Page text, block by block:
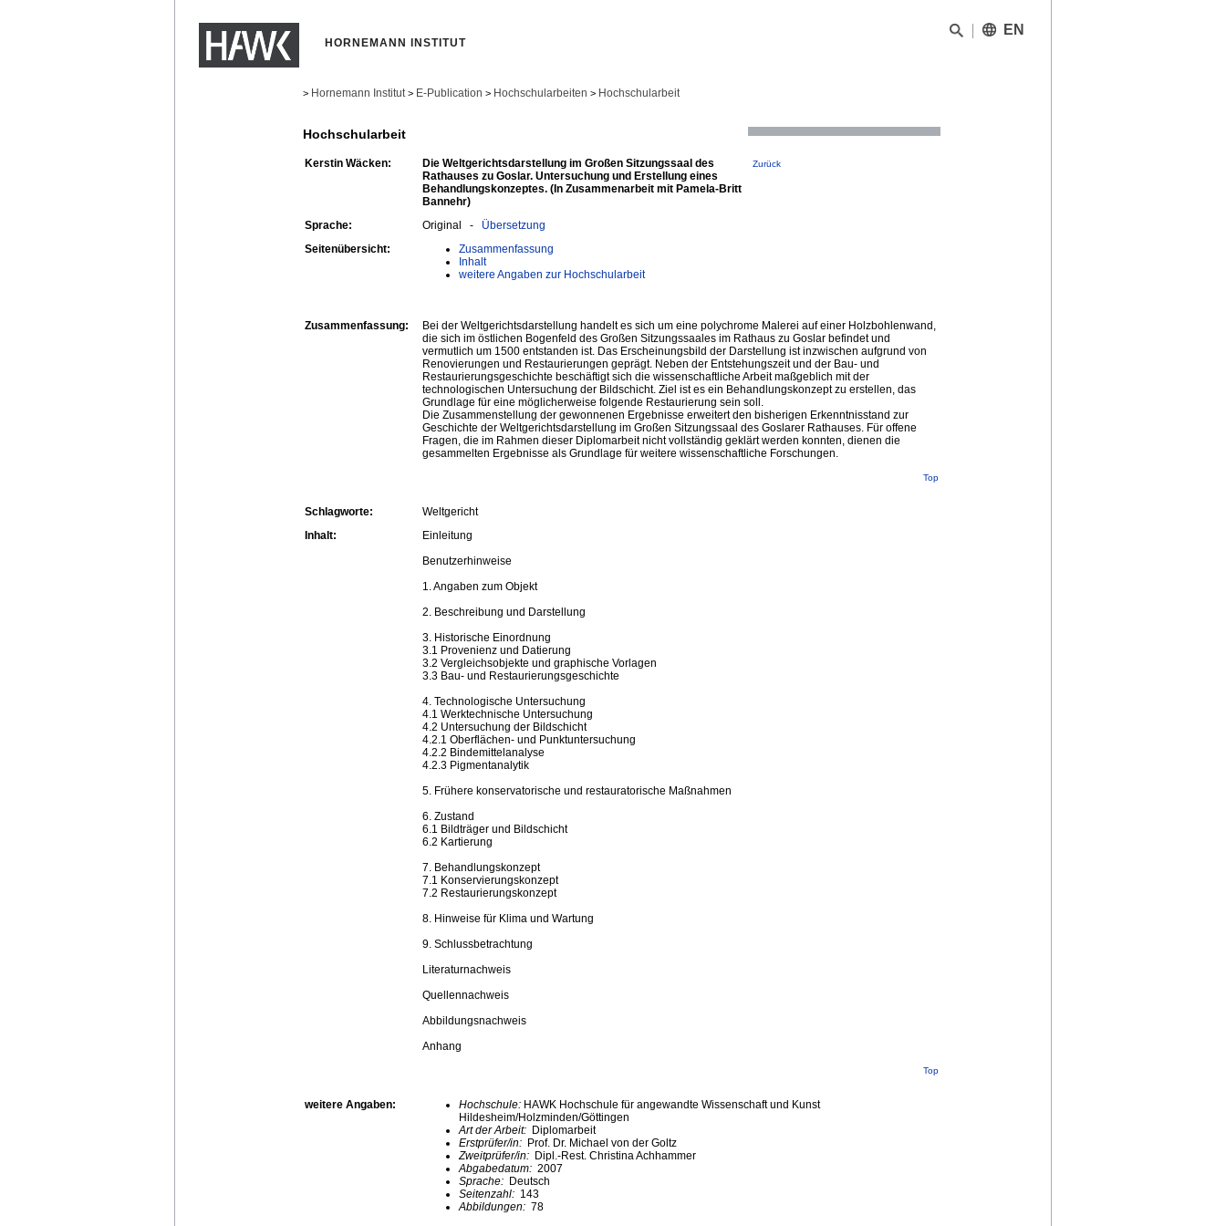
HORNEMANN INSTITUT
EN
> Hornemann Institut > E-Publication > Hochschularbeiten > Hochschularbeit
Hochschularbeit
Kerstin Wäcken:
Die Weltgerichtsdarstellung im Großen Sitzungssaal des
Rathauses zu Goslar. Untersuchung und Erstellung eines
Behandlungskonzeptes. (In Zusammenarbeit mit Pamela-Britt
Bannehr)
Zurück
Sprache: Original - Übersetzung
Seitenübersicht:
Zusammenfassung
Inhalt
weitere Angaben zur Hochschularbeit
Zusammenfassung:
Bei der Weltgerichtsdarstellung handelt es sich um eine polychrome Malerei auf einer Holzbohlenwand,
die sich im östlichen Bogenfeld des Großen Sitzungssaales im Rathaus zu Goslar befindet und
vermutlich um 1500 entstanden ist. Das Erscheinungsbild der Darstellung ist inzwischen aufgrund von
Renovierungen und Restaurierungen geprägt. Neben der Entstehungszeit und der Bau- und
Restaurierungsgeschichte beschäftigt sich die wissenschaftliche Arbeit maßgeblich mit der
technologischen Untersuchung der Bildschicht. Ziel ist es ein Behandlungskonzept zu erstellen, das
Grundlage für eine möglicherweise folgende Restaurierung sein soll.
Die Zusammenstellung der gewonnenen Ergebnisse erweitert den bisherigen Erkenntnisstand zur
Geschichte der Weltgerichtsdarstellung im Großen Sitzungssaal des Goslarer Rathauses. Für offene
Fragen, die im Rahmen dieser Diplomarbeit nicht vollständig geklärt werden konnten, dienen die
gesammelten Ergebnisse als Grundlage für weitere wissenschaftliche Forschungen.
Top
Schlagworte:
Weltgericht
Inhalt:
Einleitung
Benutzerhinweise
1. Angaben zum Objekt
2. Beschreibung und Darstellung
3. Historische Einordnung
3.1 Provenienz und Datierung
3.2 Vergleichsobjekte und graphische Vorlagen
3.3 Bau- und Restaurierungsgeschichte
4. Technologische Untersuchung
4.1 Werktechnische Untersuchung
4.2 Untersuchung der Bildschicht
4.2.1 Oberflächen- und Punktuntersuchung
4.2.2 Bindemittelanalyse
4.2.3 Pigmentanalytik
5. Frühere konservatorische und restauratorische Maßnahmen
6. Zustand
6.1 Bildträger und Bildschicht
6.2 Kartierung
7. Behandlungskonzept
7.1 Konservierungskonzept
7.2 Restaurierungskonzept
8. Hinweise für Klima und Wartung
9. Schlussbetrachtung
Literaturnachweis
Quellennachweis
Abbildungsnachweis
Anhang
Top
weitere Angaben: Hochschule: HAWK Hochschule für angewandte Wissenschaft und Kunst
Hildesheim/Holzminden/Göttingen
Art der Arbeit: Diplomarbeit
Erstprüfer/in: Prof. Dr. Michael von der Goltz
Zweitprüfer/in: Dipl.-Rest. Christina Achhammer
Abgabedatum: 2007
Sprache: Deutsch
Seitenzahl: 143
Abbildungen: 78